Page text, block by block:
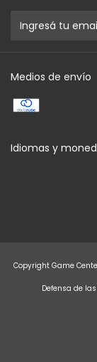
Medios de envío
Idiomas y
Copyright Game
Defensa de